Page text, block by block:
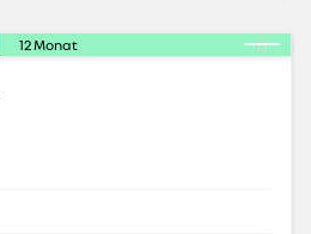
12Monat